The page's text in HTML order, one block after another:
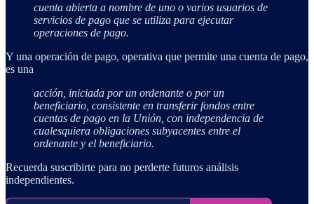
cuenta abierta a nombre de uno o varios usuarios de
servicios de pago que se utiliza para ejecutar
operaciones de pago.
Y una operación de pago, operativa que permite una cuenta de pago,
es una
acción, iniciada por un ordenante o por un
beneficiario, consistente en transferir fondos entre
cuentas de pago en la Unión, con independencia de
cualesquiera obligaciones subyacentes entre el
ordenante y el beneficiario.
Recuerda suscribirte para no perderte futuros análisis
independientes.